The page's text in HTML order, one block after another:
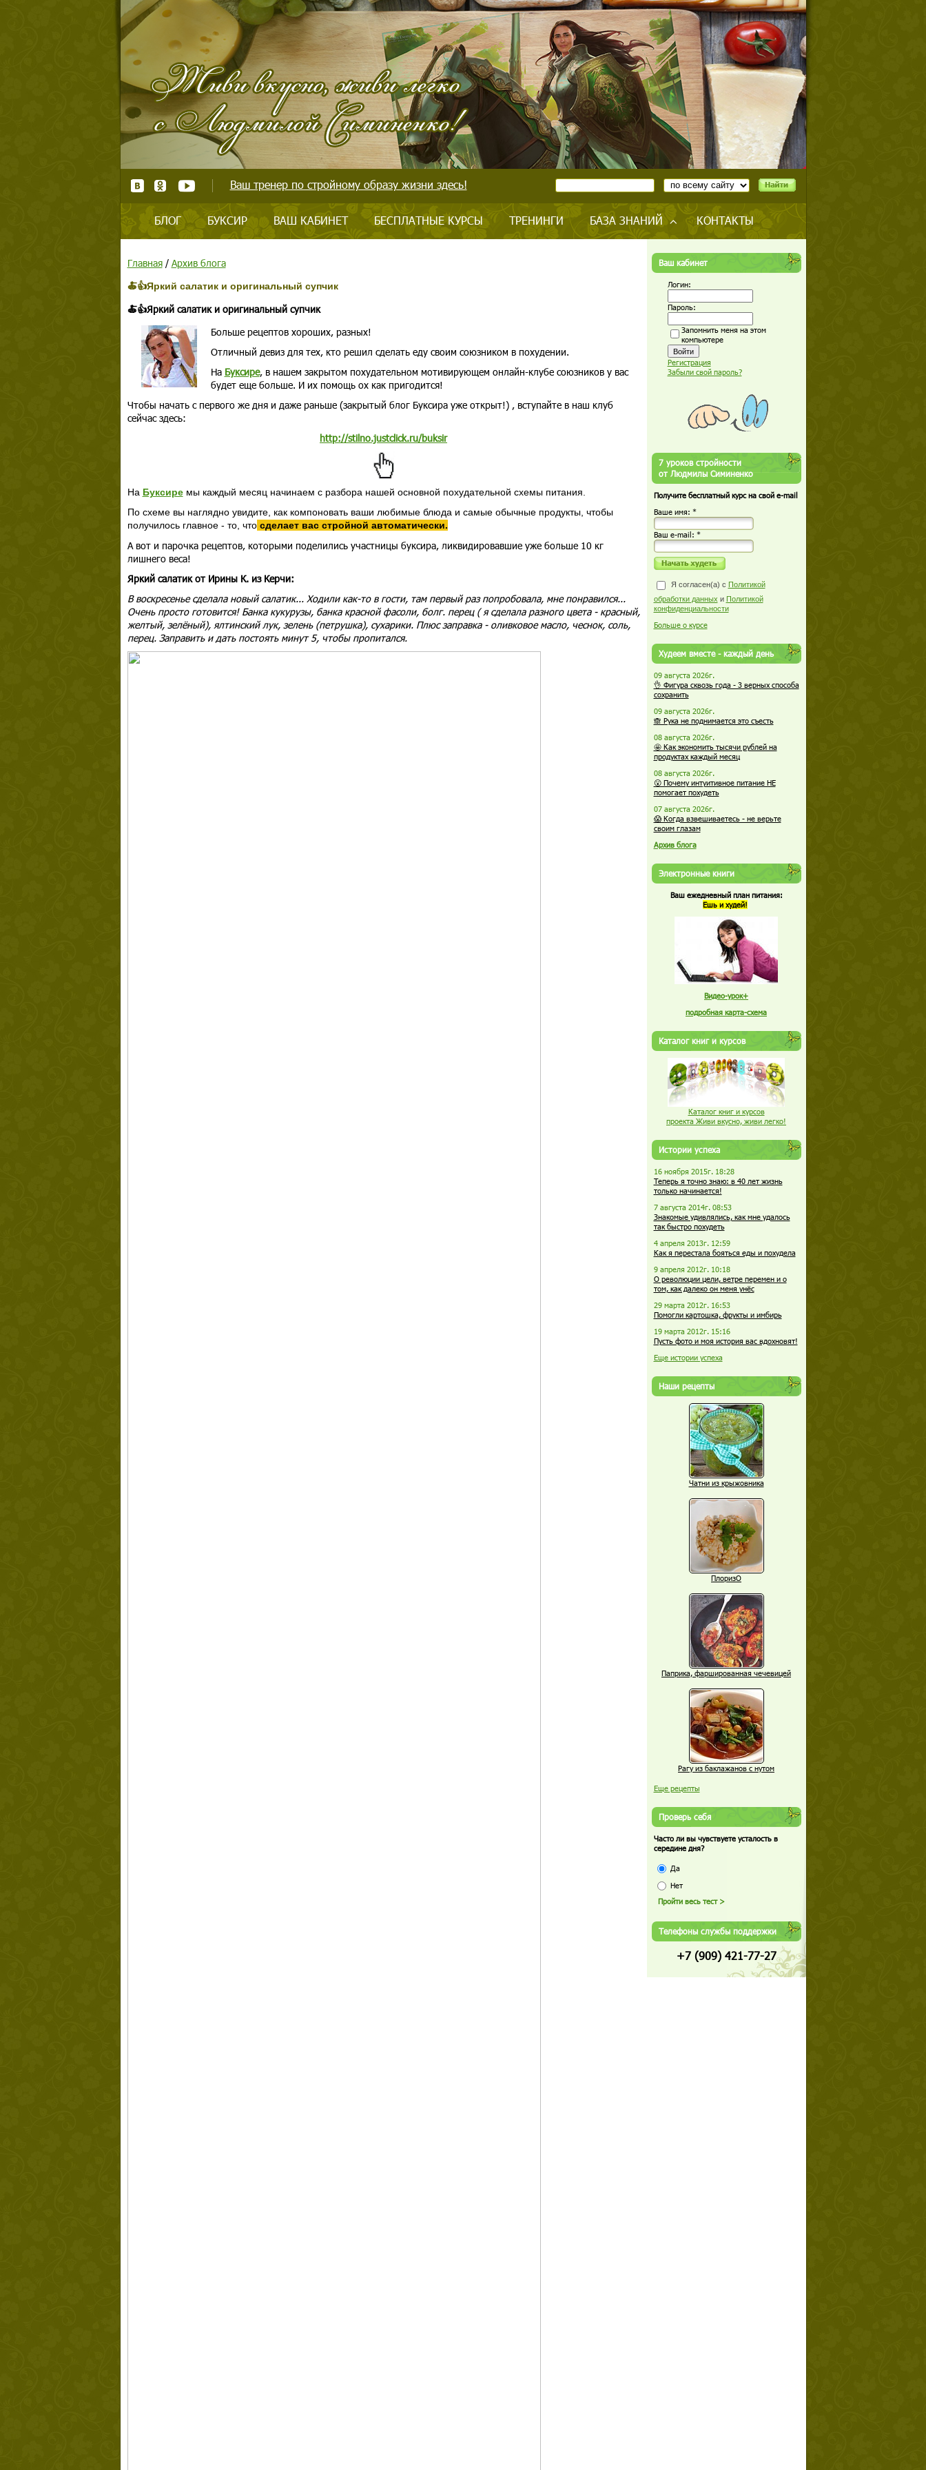
Ваш тренер по стройному образу жизни здесь!
БЛОГ БУКСИР ВАШ КАБИНЕТ БЕСПЛАТНЫЕ КУРСЫ ТРЕНИНГИ БАЗА ЗНАНИЙ КОНТАКТЫ
Главная/ Архив блога
🍝👍Яркий салатик и оригинальный супчик
🍝👍Яркий салатик и оригинальный супчик
Больше рецептов хороших, разных!
Отличный девиз для тех, кто решил сделать еду своим союзником в похудении.
На Буксире, в нашем закрытом похудательном мотивирующем онлайн-клубе союзников у вас
будет еще больше. И их помощь ох как пригодится!
Чтобы начать с первого же дня и даже раньше (закрытый блог Буксира уже открыт!) , вступайте в наш клуб
сейчас здесь:
http://stilno.justclick.ru/buksir
На Буксиремы каждый месяц начинаем с разбора нашей основной похудательной схемы питания.
По схеме вы наглядно увидите, как компоновать ваши любимые блюда и самые обычные продукты, чтобы
получилось главное - то, чтосделает вас стройной автоматически.
А вот и парочка рецептов, которыми поделились участницы буксира, ликвидировавшие уже больше 10 кг
лишнего веса!
Яркий салатик от Ирины К. из Керчи:
В воскресенье сделала новый салатик... Ходили как-то в гости, там первый раз попробовала, мне понравился...
Очень просто готовится! Банка кукурузы, банка красной фасоли, болг. перец ( я сделала разного цвета - красный,
желтый, зелёный), ялтинский лук, зелень (петрушка), сухарики. Плюс заправка - оливковое масло, чеснок, соль,
перец. Заправить и дать постоять минут 5, чтобы пропитался.
Ваш кабинет
Логин:
Пароль:
Запомнить меня на этом
компьютере
Регистрация
Забыли свой пароль?
7 уроков стройности
от Людмилы Симиненко
Получите бесплатный курс на свой e-mail
Ваше имя: *
Ваш е-mail: *
Я согласен(а) с Политикой
обработки данных и Политикой
конфиденциальности
Больше о курсе
Худеем вместе - каждый день
09 августа 2026г.
👌 Фигура сквозь года - 3 верных способа
сохранить
09 августа 2026г.
🙈 Рука не поднимается это съесть
08 августа 2026г.
🤩 Как экономить тысячи рублей на
продуктах каждый месяц
08 августа 2026г.
😮 Почему интуитивное питание НЕ
помогает похудеть
07 августа 2026г.
😱 Когда взвешиваетесь - не верьте
своим глазам
Архив блога
Электронные книги
Ваш ежедневный план питания:
Ешь и худей!
Видео-урок+
подробная карта-схема
Каталог книг и курсов
Каталог книг и курсов
проекта Живи вкусно, живи легко!
Истории успеха
16 ноября 2015г. 18:28
Теперь я точно знаю: в 40 лет жизнь
только начинается!
7 августа 2014г. 08:53
Знакомые удивлялись, как мне удалось
так быстро похудеть
4 апреля 2013г. 12:59
Как я перестала бояться еды и похудела
9 апреля 2012г. 10:18
О революции цели, ветре перемен и о
том, как далеко он меня унёс
29 марта 2012г. 16:53
Помогли картошка, фрукты и имбирь
19 марта 2012г. 15:16
Пусть фото и моя история вас вдохновят!
Еще истории успеха
Наши рецепты
Чатни из крыжовника
ПлоризО
Паприка, фаршированная чечевицей
Рагу из баклажанов с нутом
Еще рецепты
Проверь себя
Часто ли вы чувствуете усталость в
середине дня?
Да
Нет
Телефоны службы поддержки
+7 (909) 421-77-27